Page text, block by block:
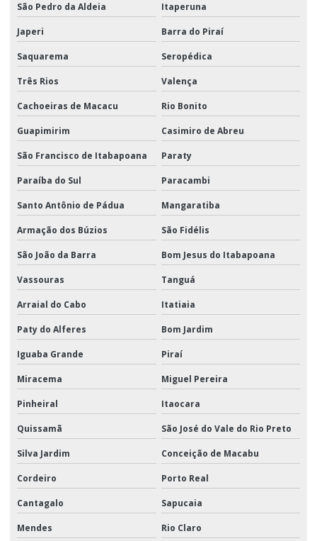
São Pedro da Aldeia Itaperuna
Japeri Barra do Piraí
Saquarema Seropédica
Três Rios Valença
Cachoeiras de Macacu Rio Bonito
Guapimirim Casimiro de Abreu
São Francisco de Itabapoana Paraty
Paraíba do Sul Paracambi
Santo Antônio de Pádua Mangaratiba
Armação dos Búzios São Fidélis
São João da Barra Bom Jesus do Itabapoana
Vassouras Tanguá
Arraial do Cabo Itatiaia
Paty do Alferes Bom Jardim
Iguaba Grande Piraí
Miracema Miguel Pereira
Pinheiral Itaocara
Quissamã São José do Vale do Rio Preto
Silva Jardim Conceição de Macabu
Cordeiro Porto Real
Cantagalo Sapucaia
Mendes Rio Claro